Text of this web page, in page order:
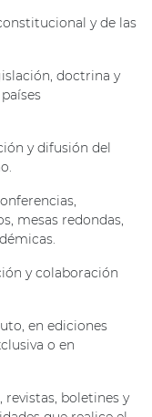
y de las
doctrina y
y difusión del
mesas redondas,
y colaboración
en ediciones
o en
boletines y